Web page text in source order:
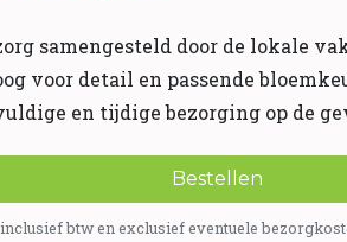
samengesteld door de lokale
voor detail en passende
en tijdige bezorging op de
Bestellen
btw en exclusief eventuele